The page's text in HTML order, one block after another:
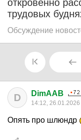
откровенно
трудовых
Обсуждение
D DimAAB
14:12, 26.01.2026
Опять про шлюндр